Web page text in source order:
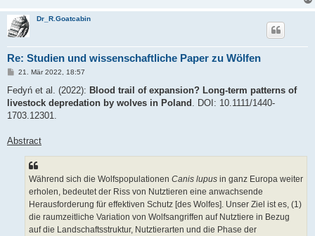
Dr_R.Goatcabin
Re: Studien und wissenschaftliche Paper zu Wölfen
B
i
r
a
21. Mär 2022, 18:57
Fedyń et al. (2022): Blood trail of expansion? Long‐term patterns of
livestock depredation by wolves in Poland . DOI: 10.1111/1440-
1703.12301.
Abstract
Während sich die Wolfspopulationen Canis lupus in ganz Europa weiter
erholen, bedeutet der Riss von Nutztieren eine anwachsende
Herausforderung für effektiven Schutz [des Wolfes]. Unser Ziel ist es, (1)
die raumzeitliche Variation von Wolfsangriffen auf Nutztiere in Bezug
auf die Landschaftsstruktur, Nutztierarten und die Phase der